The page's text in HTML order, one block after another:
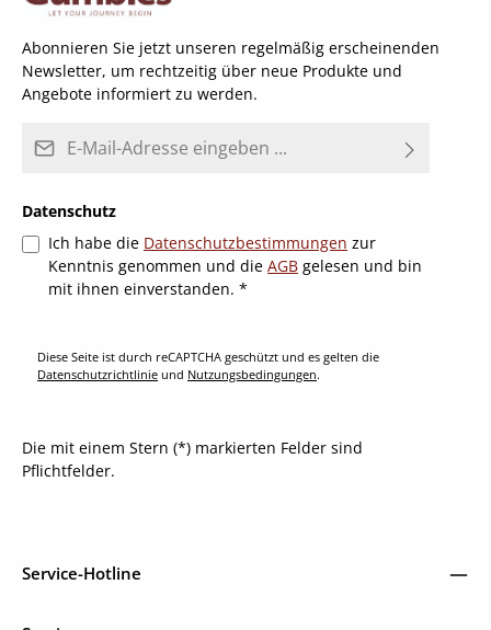
Abonnieren Sie jetzt unseren regelmäßig erscheinenden
Newsletter, um rechtzeitig über neue Produkte und
Angebote informiert zu werden.
Datenschutz
Ich habe die Datenschutzbestimmungen zur
Kenntnis genommen und die AGB gelesen und bin
mit ihnen einverstanden. *
Diese Seite ist durch reCAPTCHA geschützt und es gelten die
Datenschutzrichtlinie und Nutzungsbedingungen.
Die mit einem Stern (*) markierten Felder sind
Pflichtfelder.
Service-Hotline